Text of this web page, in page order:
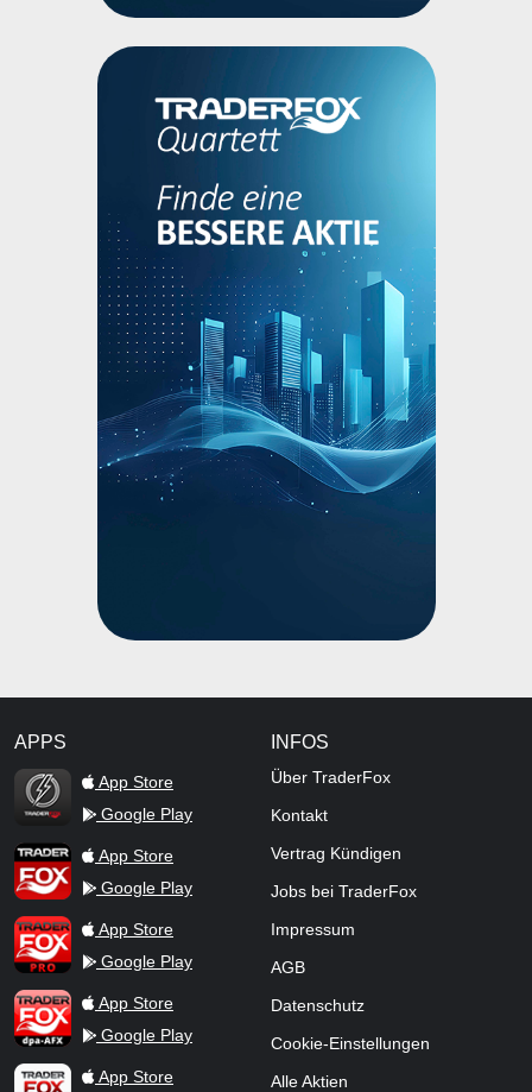
APPS
TraderFox Flash
App Store
Google Play
TraderFox AppApp Store
Google Play
TraderFox ProApp Store
Google Play
TraderFox dpa-AFX ProFeed
App Store
Google Play
TraderFox Live Trading
App Store
INFOS
Über TraderFox
Kontakt
Vertrag Kündigen
Jobs bei TraderFox
Impressum
AGB
Datenschutz
Cookie-Einstellungen
Alle Aktien